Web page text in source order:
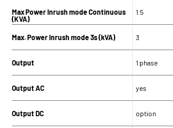
Max Power Inrush mode Continuous
(KVA)
Max. Power Inrush mode 3s (kVA)
Output
Output AC
Output DC
1.5
3
1 phase
yes
option